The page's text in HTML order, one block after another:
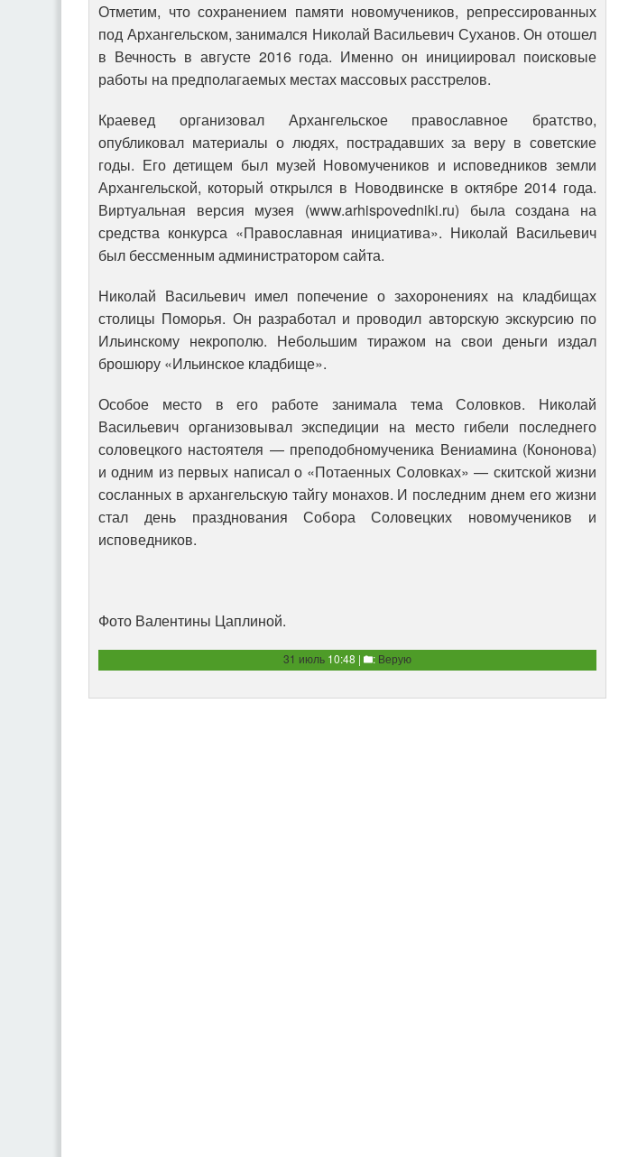
Отметим, что сохранением памяти новомучеников, репрессированных
под Архангельском, занимался Николай Васильевич Суханов. Он отошел
в Вечность в августе 2016 года. Именно он инициировал поисковые
работы на предполагаемых местах массовых расстрелов.
Краевед организовал Архангельское православное братство,
опубликовал материалы о людях, пострадавших за веру в советские
годы. Его детищем был музей Новомучеников и исповедников земли
Архангельской, который открылся в Новодвинске в октябре 2014 года.
Виртуальная версия музея (www.arhispovedniki.ru) была создана на
средства конкурса «Православная инициатива». Николай Васильевич
был бессменным администратором сайта.
Николай Васильевич имел попечение о захоронениях на кладбищах
столицы Поморья. Он разработал и проводил авторскую экскурсию по
Ильинскому некрополю. Небольшим тиражом на свои деньги издал
брошюру «Ильинское кладбище».
Особое место в его работе занимала тема Соловков. Николай
Васильевич организовывал экспедиции на место гибели последнего
соловецкого настоятеля — преподобномученика Вениамина (Кононова)
и одним из первых написал о «Потаенных Соловках» — скитской жизни
сосланных в архангельскую тайгу монахов. И последним днем его жизни
стал день празднования Собора Соловецких новомучеников и
исповедников.
Фото Валентины Цаплиной.
31 июль 10:48 | : Верую